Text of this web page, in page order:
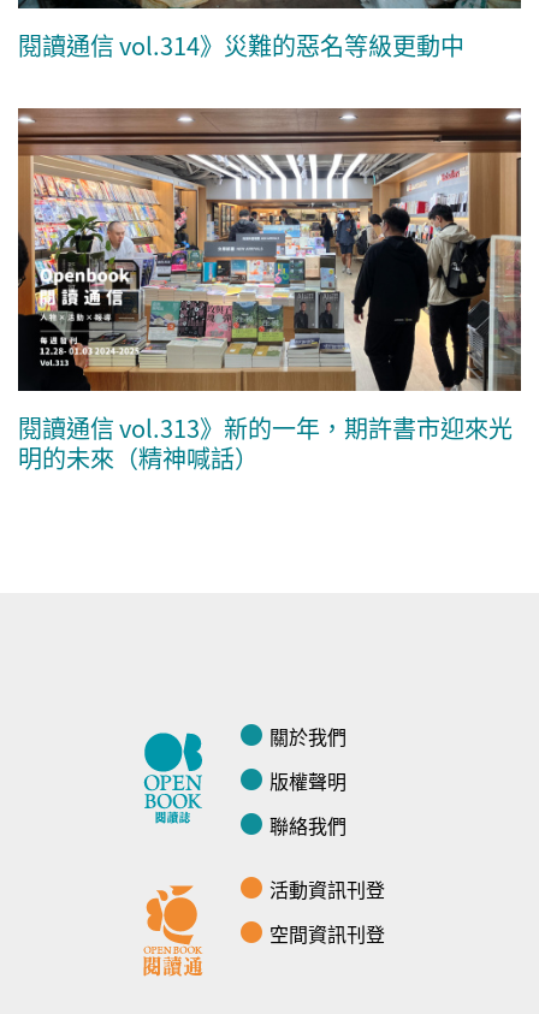
閱讀通信 vol.314》災難的惡名等級更動中
閱讀通信 vol.313》新的一年，期許書市迎來光
明的未來（精神喊話）
關於我們
版權聲明
聯絡我們
活動資訊刊登
空間資訊刊登